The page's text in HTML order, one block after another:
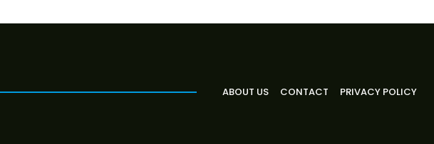
ABOUT US CONTACT PRIVACY POLICY